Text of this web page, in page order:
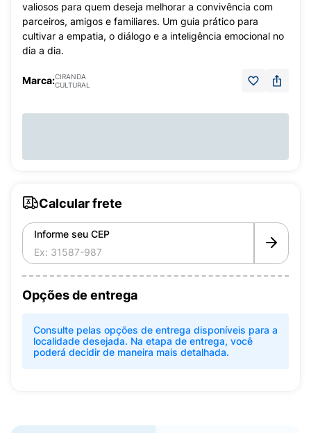
valiosos para quem deseja melhorar a convivência com
parceiros, amigos e familiares. Um guia prático para
cultivar a empatia, o diálogo e a inteligência emocional no
dia a dia.
Marca:CIRANDA
CULTURAL
Calcular frete
Informe seu CEP
Opções de entrega
Consulte pelas opções de entrega disponíveis para a
localidade desejada. Na etapa de entrega, você
poderá decidir de maneira mais detalhada.